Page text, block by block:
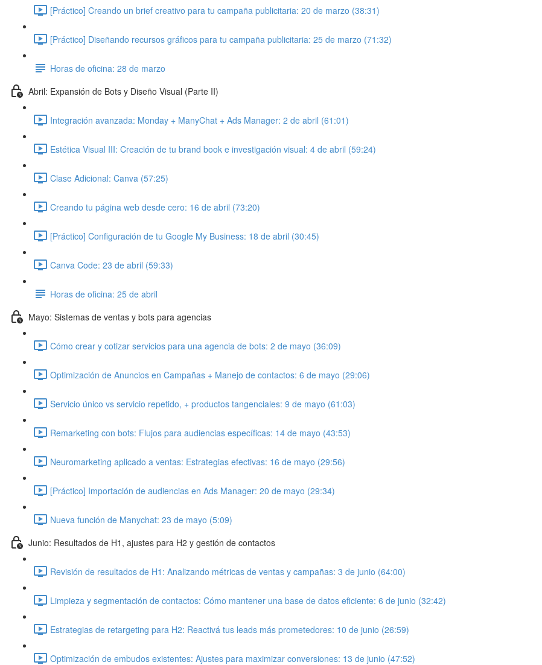
[Práctico] Creando un brief creativo para tu campaña publicitaria: 20 de marzo (38:31)
[Práctico] Diseñando recursos gráficos para tu campaña publicitaria: 25 de marzo (71:32)
Horas de oficina: 28 de marzo
Abril: Expansión de Bots y Diseño Visual (Parte II)
Integración avanzada: Monday + ManyChat + Ads Manager: 2 de abril (61:01)
Estética Visual III: Creación de tu brand book e investigación visual: 4 de abril (59:24)
Clase Adicional: Canva (57:25)
Creando tu página web desde cero: 16 de abril (73:20)
[Práctico] Configuración de tu Google My Business: 18 de abril (30:45)
Canva Code: 23 de abril (59:33)
Horas de oficina: 25 de abril
Mayo: Sistemas de ventas y bots para agencias
Cómo crear y cotizar servicios para una agencia de bots: 2 de mayo (36:09)
Optimización de Anuncios en Campañas + Manejo de contactos: 6 de mayo (29:06)
Servicio único vs servicio repetido, + productos tangenciales: 9 de mayo (61:03)
Remarketing con bots: Flujos para audiencias específicas: 14 de mayo (43:53)
Neuromarketing aplicado a ventas: Estrategias efectivas: 16 de mayo (29:56)
[Práctico] Importación de audiencias en Ads Manager: 20 de mayo (29:34)
Nueva función de Manychat: 23 de mayo (5:09)
Junio: Resultados de H1, ajustes para H2 y gestión de contactos
Revisión de resultados de H1: Analizando métricas de ventas y campañas: 3 de junio (64:00)
Limpieza y segmentación de contactos: Cómo mantener una base de datos eficiente: 6 de junio (32:42)
Estrategias de retargeting para H2: Reactivá tus leads más prometedores: 10 de junio (26:59)
Optimización de embudos existentes: Ajustes para maximizar conversiones: 13 de junio (47:52)